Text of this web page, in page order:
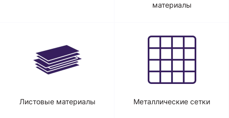
материалы
Листовые материалы Металлические сетки